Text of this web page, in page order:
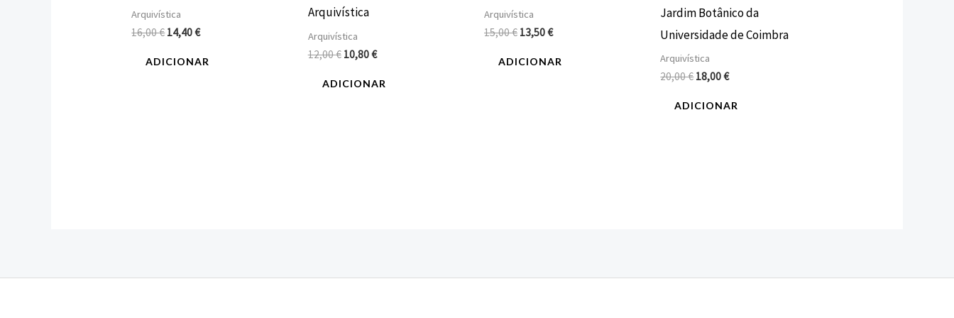
Arquivística
16,00€14,40€
ADICIONAR
Arquivística
Arquivística
12,00€ 10,80€
ADICIONAR
Arquivística
15,00€ 13,50€
ADICIONAR
Jardim Botânico da
Universidade de Coimbra
Arquivística
20,00€18,00€
ADICIONAR